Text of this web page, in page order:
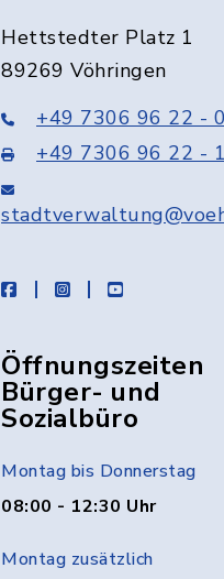
Hettstedter Platz 1
89269 Vöhringen
+49 7306 96 22 - 0
+49 7306 96 22 -
facebookinstagramyoutube
Öffnungszeiten
Bürger- und
Sozialbüro
Montag bis Donnerstag
08:00 - 12:30 Uhr
Montag zusätzlich